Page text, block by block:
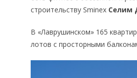
строительству Sminex Селим
В «Лаврушинском» 165
лотов с просторными